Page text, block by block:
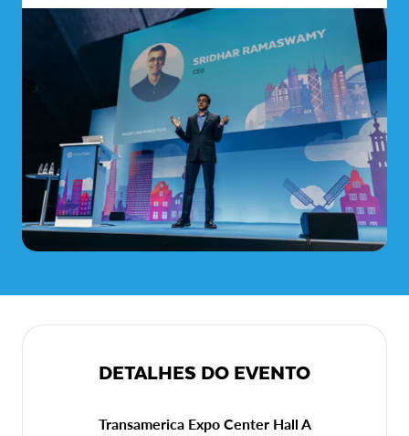
DETALHES DO EVENTO
Transamerica Expo Center Hall A